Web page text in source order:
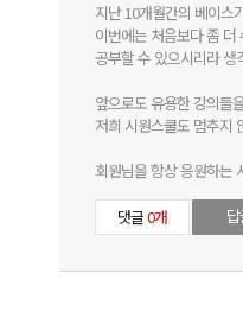
지난 10개월간의 베이스
이번에는 처음보다 좀 더
공부할 수 있으시리라 생
앞으로도 유용한 강의들
저희 시원스쿨도 멈추지
회원님을 항상 응원하는
댓글0개